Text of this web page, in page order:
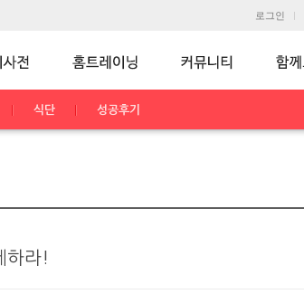
로그인
식단 성공후기
하라!